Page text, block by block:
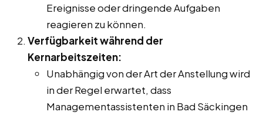
Ereignisse oder dringende Aufgaben
reagieren zu können.
Verfügbarkeit während der
Kernarbeitszeiten:
Unabhängig von der Art der Anstellung wird
in der Regel erwartet, dass
Managementassistenten in Bad Säckingen